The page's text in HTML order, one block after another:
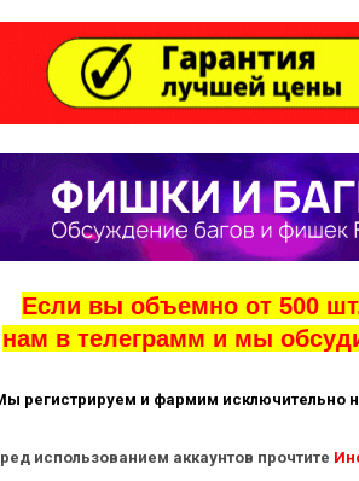
Если вы объемно от 500
нам в телеграмм и мы
регистрируем и фармим исключительно
использованием аккаунтов прочтите